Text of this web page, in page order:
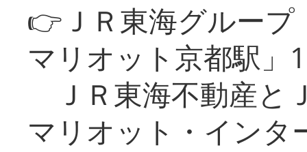
👉ＪＲ東海グルー
マリオット京都駅」
ＪＲ東海不動産と
マリオット・インタ